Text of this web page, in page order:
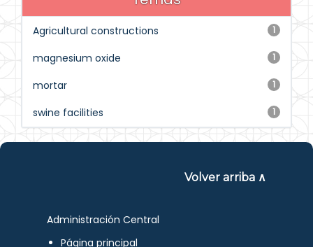
1
Agricultural constructions
1
magnesium oxide
1
mortar
1
swine facilities
Volver arriba ∧
Administración Central
Página principal